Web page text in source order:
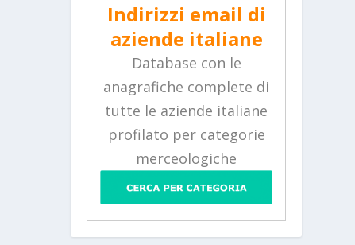
Indirizzi email di
aziende italiane
Database con le
anagrafiche complete di
tutte le aziende italiane
profilato per categorie
merceologiche